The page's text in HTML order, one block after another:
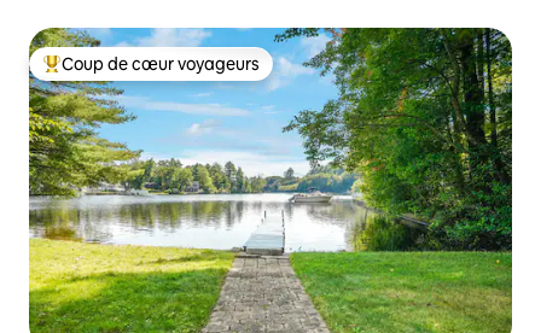
Coups de cœur voyageurs les plus appréciés
Coup de cœur voyageurs